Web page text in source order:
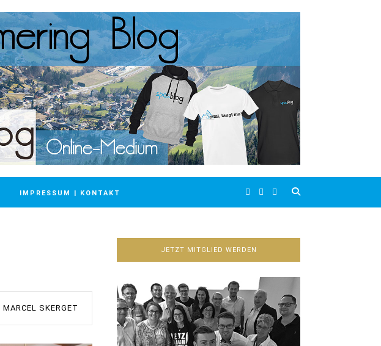
IMPRESSUM | KONTAKT
MARCEL SKERGET
JETZT MITGLIED WERDEN